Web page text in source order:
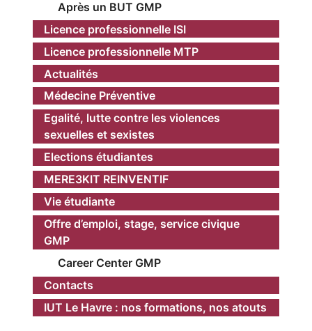
Après un BUT GMP
Licence professionnelle ISI
Licence professionnelle MTP
Actualités
Médecine Préventive
Egalité, lutte contre les violences
sexuelles et sexistes
Elections étudiantes
MERE3KIT REINVENTIF
Vie étudiante
Offre d’emploi, stage, service civique
GMP
Career Center GMP
Contacts
IUT Le Havre : nos formations, nos atouts